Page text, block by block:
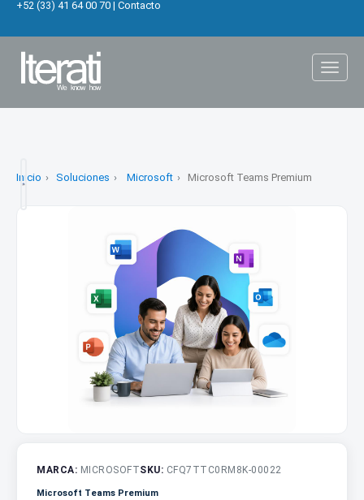
+52 (33) 41 64 00 70 | Contacto
Inicio Soluciones Microsoft Microsoft Teams Premium
MARCA: MICROSOFTSKU: CFQ7TTC0RM8K-00022
Microsoft Teams Premium